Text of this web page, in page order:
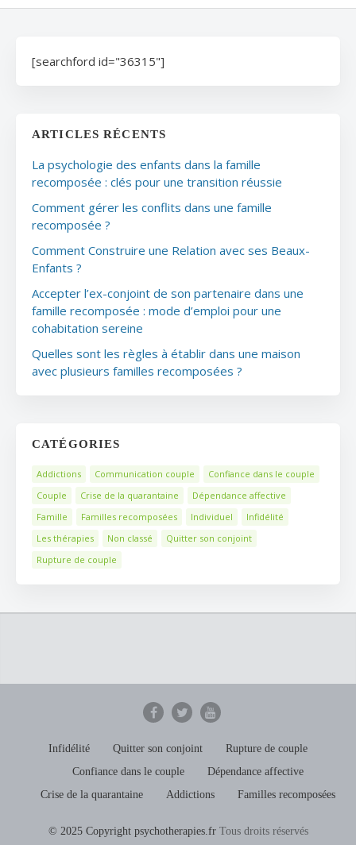
[searchford id="36315"]
ARTICLES RÉCENTS
La psychologie des enfants dans la famille
recomposée : clés pour une transition réussie
Comment gérer les conflits dans une famille
recomposée ?
Comment Construire une Relation avec ses Beaux-
Enfants ?
Accepter l’ex-conjoint de son partenaire dans une
famille recomposée : mode d’emploi pour une
cohabitation sereine
Quelles sont les règles à établir dans une maison
avec plusieurs familles recomposées ?
CATÉGORIES
Addictions Communication couple
Confiance dans le couple
Couple
Crise de la quarantaine
Dépendance affective
Famille
Familles recomposées Individuel
Infidélité
Les thérapies
Non classé
Quitter son conjoint
Rupture de couple
Infidélité Quitter son conjoint
Rupture de couple
Confiance dans le couple
Dépendance affective
Crise de la quarantaine
Addictions Familles recomposées
© 2025 Copyright psychotherapies.frTous droits réservés